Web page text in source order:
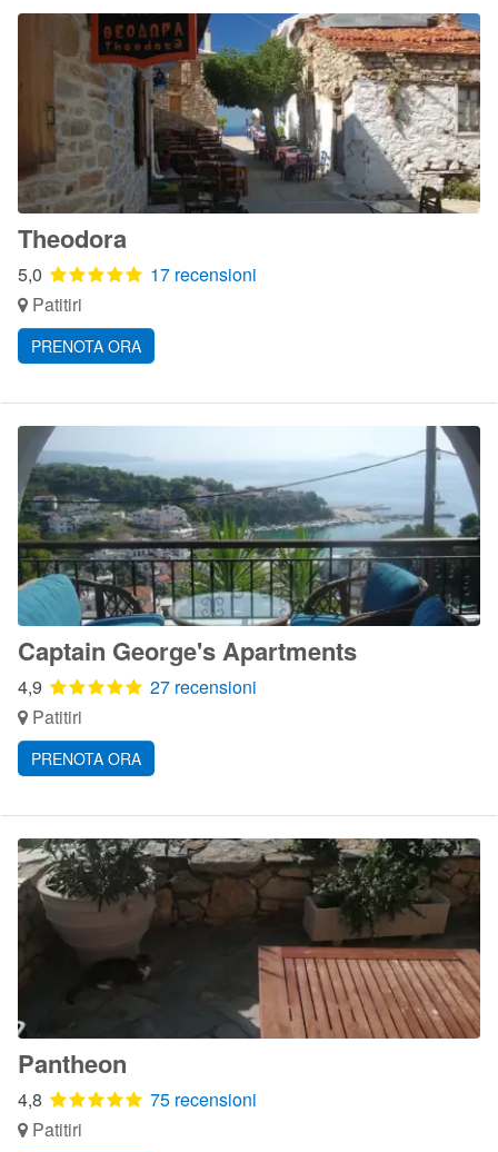
Theodora
5,0
17 recensioni
Patitiri
PRENOTA ORA
Captain George's Apartments
4,9
27 recensioni
Patitiri
PRENOTA ORA
Pantheon
4,8
75 recensioni
Patitiri